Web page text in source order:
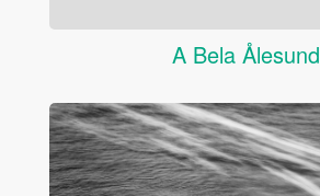
A Bela Ålesund